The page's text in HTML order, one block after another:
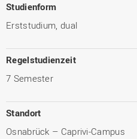
Studienform
Erststudium, dual
Regelstudienzeit
7 Semester
Standort
Osnabrück – Caprivi-Campus